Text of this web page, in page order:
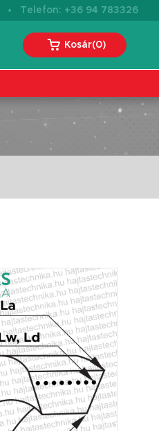
· Telefon: +36 94 783326
Kosár(0)